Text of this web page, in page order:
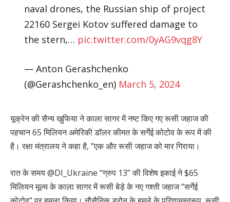
naval drones, the Russian ship of project
22160 Sergei Kotov suffered damage to
the stern,… pic.twitter.com/0yAG9vqg8Y
— Anton Gerashchenko
(@Gerashchenko_en) March 5, 2024
यूक्रेन की सैन्य खुफिया ने काला सागर में नष्ट किए गए रूसी जहाज की
पहचान 65 मिलियन अमेरिकी डॉलर कीमत के सर्गेई कोटोव के रूप में की
है। रक्षा मंत्रालय ने कहा है, ”एक और रूसी जहाज को मार गिराया।
रात के समय @DI_Ukraine “ग्रुप 13” की विशेष इकाई ने $65
मिलियन मूल्य के काला सागर में रूसी बेड़े के नए गश्ती जहाज “सर्गेई